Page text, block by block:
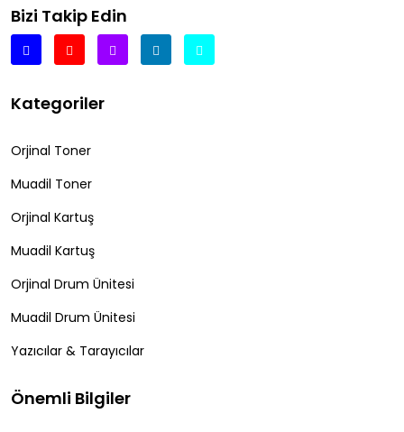
Bizi Takip Edin
Kategoriler
Orjinal Toner
Muadil Toner
Orjinal Kartuş
Muadil Kartuş
Orjinal Drum Ünitesi
Muadil Drum Ünitesi
Yazıcılar & Tarayıcılar
Önemli Bilgiler